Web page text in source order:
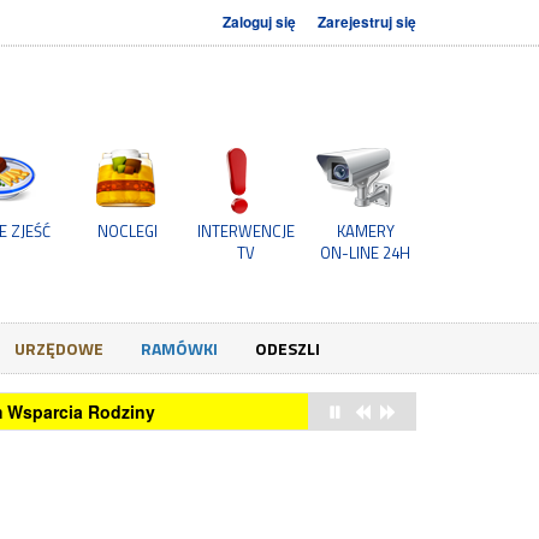
Zaloguj się Zarejestruj się
ZJEŚĆ NOCLEGI
INTERWENCJE
TV
KAMERY
ON-LINE 24H
URZĘDOWE RAMÓWKI ODESZLI
Wsparcia Rodziny